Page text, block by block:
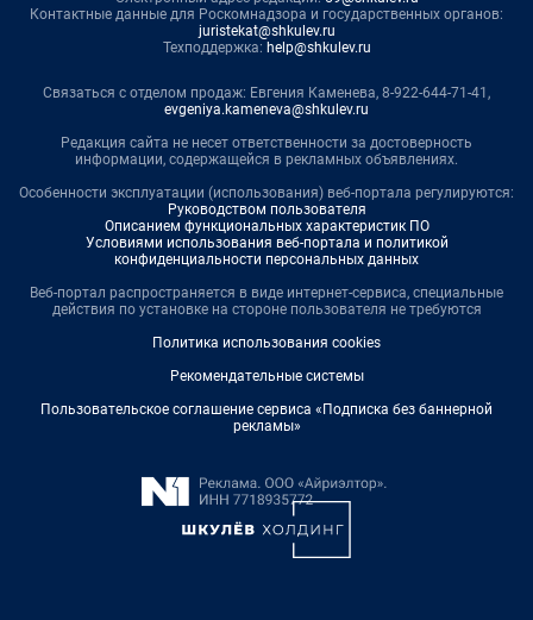
Контактные данные для Роскомнадзора и государственных органов:
juristekat@shkulev.ru
Техподдержка: help@shkulev.ru
Связаться с отделом продаж: Евгения Каменева, 8-922-644-71-41,
evgeniya.kameneva@shkulev.ru
Редакция сайта не несет ответственности за достоверность
информации, содержащейся в рекламных объявлениях.
Особенности эксплуатации (использования) веб-портала регулируются:
Руководством пользователя
Описанием функциональных характеристик ПО
Условиями использования веб-портала и политикой
конфиденциальности персональных данных
Веб-портал распространяется в виде интернет-сервиса, специальные
действия по установке на стороне пользователя не требуются
Политика использования cookies
Рекомендательные системы
Пользовательское соглашение сервиса «Подписка без баннерной
рекламы»